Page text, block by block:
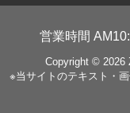
営業時間
Copyright © 2026
※当サイトのテキスト・